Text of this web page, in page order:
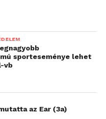
sporteseménye lehet
vb
az Ear (3a)